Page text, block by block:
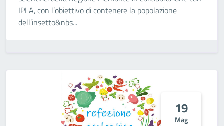
IPLA, con l’obiettivo di contenere la popolazione
dell’insetto&nbs...
19
Mag